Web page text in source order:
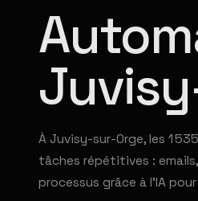
À Juvisy-sur-Orge, les 1
tâches répétitives :
processus grâce à l'IA